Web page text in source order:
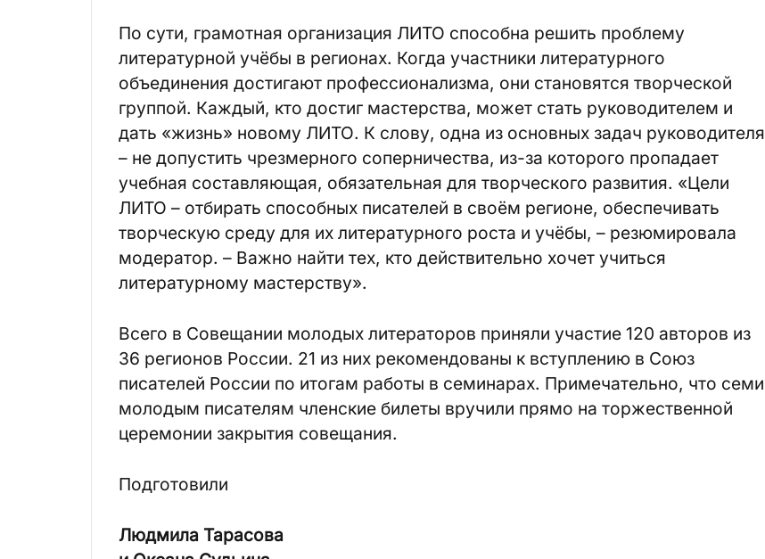
По сути, грамотная организация ЛИТО способна решить проблему
литературной учёбы в регионах. Когда участники литературного
объединения достигают профессионализма, они становятся творческой
группой. Каждый, кто достиг мастерства, может стать руководителем и
дать «жизнь» новому ЛИТО. К слову, одна из основных задач руководителя
– не допустить чрезмерного соперничества, из-за которого пропадает
учебная составляющая, обязательная для творческого развития. «Цели
ЛИТО – отбирать способных писателей в своём регионе, обеспечивать
творческую среду для их литературного роста и учёбы, – резюмировала
модератор. – Важно найти тех, кто действительно хочет учиться
литературному мастерству».
Всего в Совещании молодых литераторов приняли участие 120 авторов из
36 регионов России. 21 из них рекомендованы к вступлению в Союз
писателей России по итогам работы в семинарах. Примечательно, что семи
молодым писателям членские билеты вручили прямо на торжественной
церемонии закрытия совещания.
Подготовили
Людмила Тарасова